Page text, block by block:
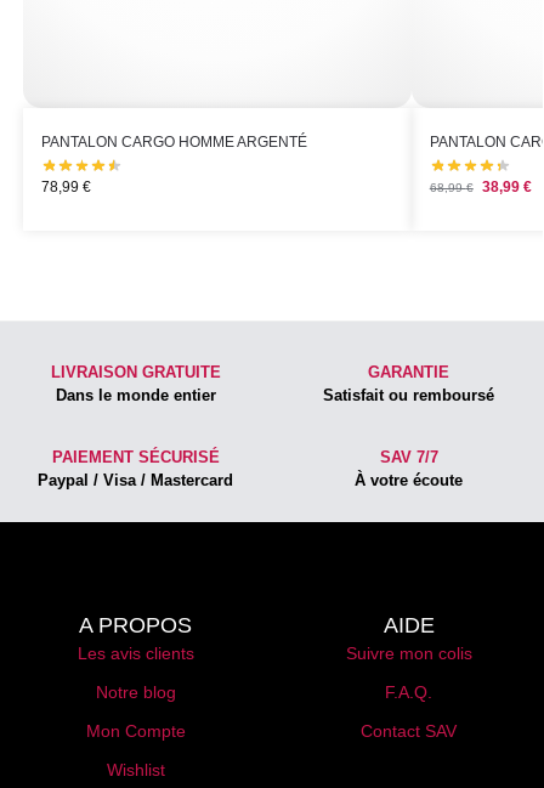
PANTALON CARGO HOMME ARGENTÉ
78,99 €
PANTALON
68,99€ 38,99 €
LIVRAISON GRATUITE
Dans le monde entier
GARANTIE
Satisfait ou remboursé
PAIEMENT SÉCURISÉ
Paypal / Visa / Mastercard
SAV 7/7
À votre écoute
A PROPOS
Les avis clients
Notre blog
Mon Compte
Wishlist
AIDE
Suivre mon colis
F.A.Q.
Contact SAV